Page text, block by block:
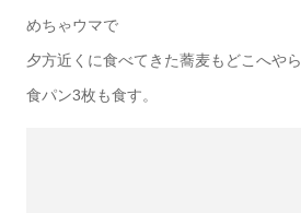
めちゃウマで
夕方近くに食べてきた蕎麦もどこへやら
食パン3枚も食す。